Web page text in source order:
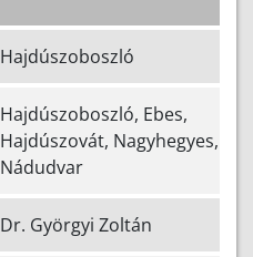
Hajdúszoboszló
Hajdúszoboszló, Ebes,
Hajdúszovát, Nagyhegyes,
Nádudvar
Dr. Györgyi Zoltán